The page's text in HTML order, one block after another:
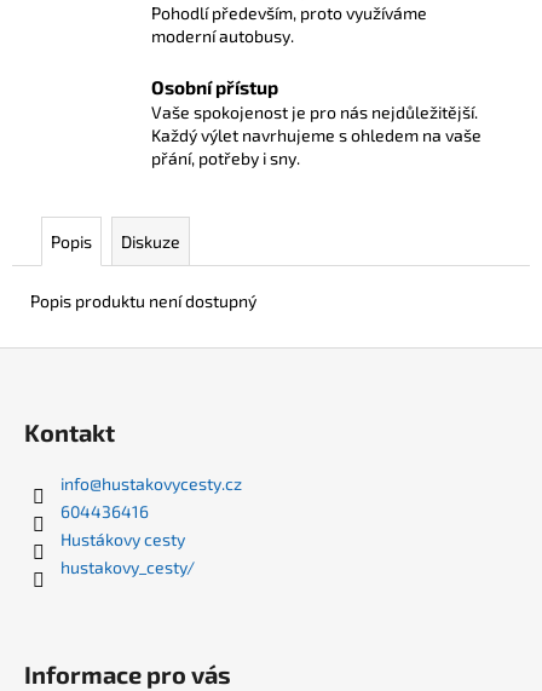
Pohodlí především, proto využíváme
moderní autobusy.
Osobní přístup
Vaše spokojenost je pro nás nejdůležitější.
Každý výlet navrhujeme s ohledem na vaše
přání, potřeby i sny.
Popis Diskuze
Popis produktu není dostupný
Kontakt
info@hustakovycesty.cz
604436416
Hustákovy cesty
hustakovy_cesty/
Informace pro vás